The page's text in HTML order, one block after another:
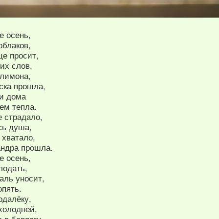
осень,
просит,
слов,
прошла,
дома
тепла.
страдало,
душа,
прошла.
осень,
уносит,